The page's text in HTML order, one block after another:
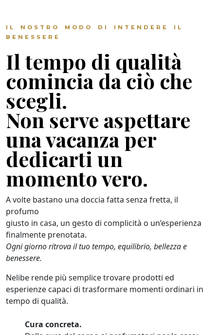
IL NOSTRO MODO DI INTENDERE IL
BENESSERE
Il tempo di qualità
comincia da ciò che
scegli.
Non serve aspettare
una vacanza per
dedicarti un
momento vero.
A volte bastano una doccia fatta senza fretta, il
profumo
giusto in casa, un gesto di complicità o un’esperienza
finalmente prenotata.
Ogni giorno ritrova il tuo tempo, equilibrio, bellezza e
benessere.
Nelibe rende più semplice trovare prodotti ed
esperienze capaci di trasformare momenti ordinari in
tempo di qualità.
Cura concreta.